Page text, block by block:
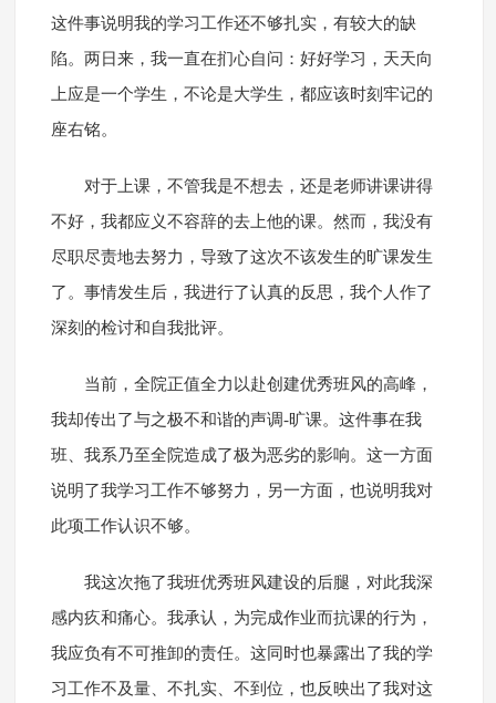
这件事说明我的学习工作还不够扎实，有较大的缺
陷。两日来，我一直在扪心自问：好好学习，天天向
上应是一个学生，不论是大学生，都应该时刻牢记的
座右铭。
对于上课，不管我是不想去，还是老师讲课讲得
不好，我都应义不容辞的去上他的课。然而，我没有
尽职尽责地去努力，导致了这次不该发生的旷课发生
了。事情发生后，我进行了认真的反思，我个人作了
深刻的检讨和自我批评。
当前，全院正值全力以赴创建优秀班风的高峰，
我却传出了与之极不和谐的声调-旷课。这件事在我
班、我系乃至全院造成了极为恶劣的影响。这一方面
说明了我学习工作不够努力，另一方面，也说明我对
此项工作认识不够。
我这次拖了我班优秀班风建设的后腿，对此我深
感内疚和痛心。我承认，为完成作业而抗课的行为，
我应负有不可推卸的责任。这同时也暴露出了我的学
习工作不及量、不扎实、不到位，也反映出了我对这